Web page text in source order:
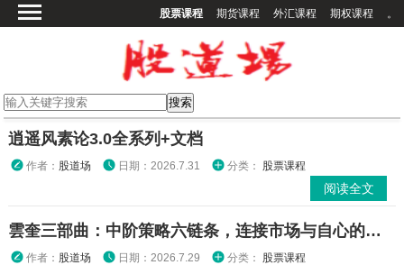
股票课程 期货课程 外汇课程 期权课程 。
期货课程
期权课程
外汇课程
其他课程
登录
逍遥风素论3.0全系列+文档
作者： 股道场 日期：2026.7.31 分类： 股票课程
阅读全文
雲奎三部曲：中阶策略六链条，连接市场与自心的六块踏板
作者： 股道场 日期：2026.7.29 分类： 股票课程